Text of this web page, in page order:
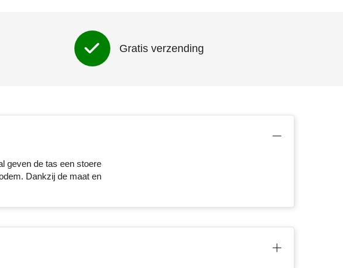
Gratis verzending
geven de tas een stoere
Dankzij de maat en